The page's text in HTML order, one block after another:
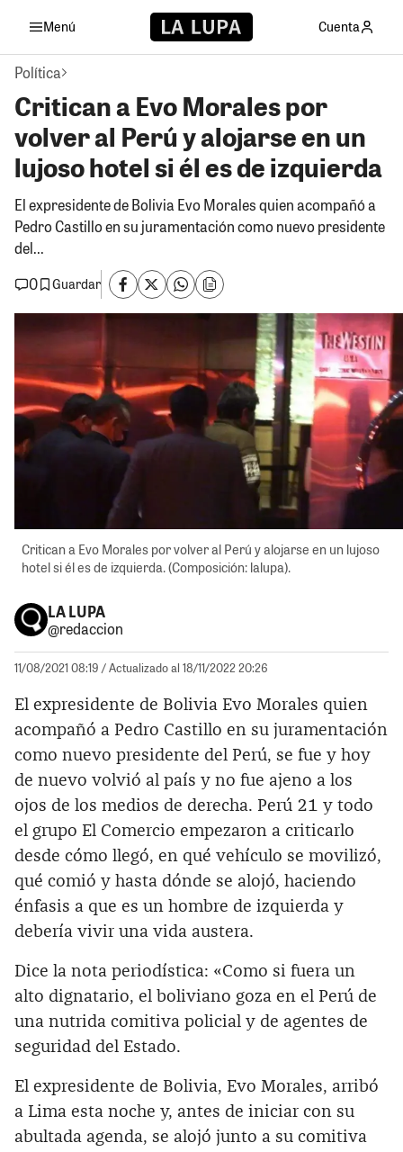
Menú Cuenta
Política
Critican a Evo Morales por
volver al Perú y alojarse en un
lujoso hotel si él es de izquierda
El expresidente de Bolivia Evo Morales quien acompañó a
Pedro Castillo en su juramentación como nuevo presidente
del...
0
Guardar
Critican a Evo Morales por volver al Perú y alojarse en un lujoso
hotel si él es de izquierda. (Composición: lalupa).
LA LUPA
@redaccion
11/08/2021 08:19 / Actualizado al 18/11/2022 20:26
El expresidente de Bolivia Evo Morales quien
acompañó a Pedro Castillo en su juramentación
como nuevo presidente del Perú, se fue y hoy
de nuevo volvió al país y no fue ajeno a los
ojos de los medios de derecha. Perú 21 y todo
el grupo El Comercio empezaron a criticarlo
desde cómo llegó, en qué vehículo se movilizó,
qué comió y hasta dónde se alojó, haciendo
énfasis a que es un hombre de izquierda y
debería vivir una vida austera.
Dice la nota periodística: «Como si fuera un
alto dignatario, el boliviano goza en el Perú de
una nutrida comitiva policial y de agentes de
seguridad del Estado.
El expresidente de Bolivia, Evo Morales, arribó
a Lima esta noche y, antes de iniciar con su
abultada agenda, se alojó junto a su comitiva